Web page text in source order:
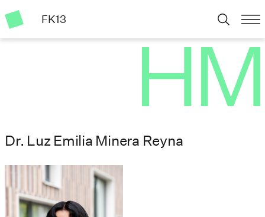
FK13
Dr. Luz Emilia Minera Reyna